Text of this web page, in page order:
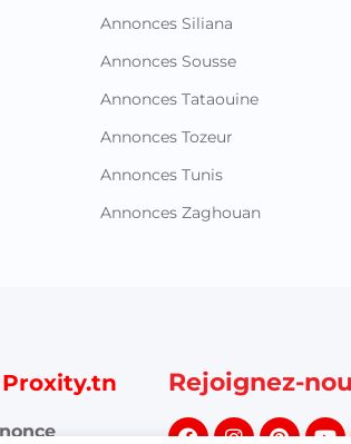
Annonces Siliana
Annonces Sousse
Annonces Tataouine
Annonces Tozeur
Annonces Tunis
Annonces Zaghouan
Rejoignez-